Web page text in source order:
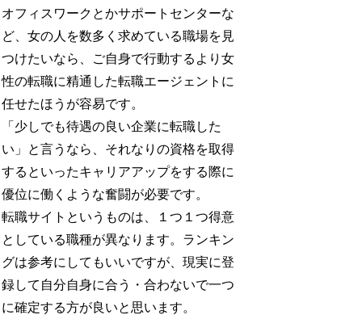
オフィスワークとかサポートセンターな
ど、女の人を数多く求めている職場を見
つけたいなら、ご自身で行動するより女
性の転職に精通した転職エージェントに
任せたほうが容易です。
「少しでも待遇の良い企業に転職した
い」と言うなら、それなりの資格を取得
するといったキャリアアップをする際に
優位に働くような奮闘が必要です。
転職サイトというものは、１つ１つ得意
としている職種が異なります。ランキン
グは参考にしてもいいですが、現実に登
録して自分自身に合う・合わないで一つ
に確定する方が良いと思います。